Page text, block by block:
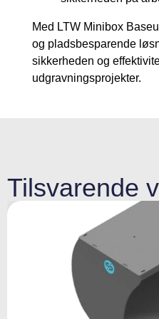
Med LTW Minibox
og pladsbesparende
sikkerheden og
udgravningsprojekter.
Tilsvarende